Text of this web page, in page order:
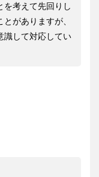
を考えて先回りし
がありますが、
識して対応してい